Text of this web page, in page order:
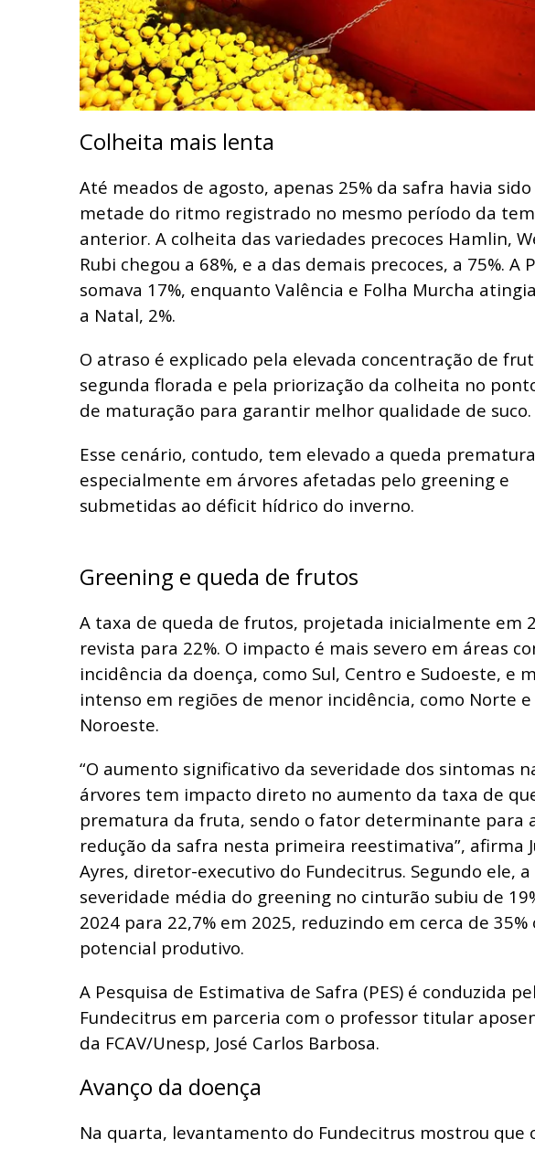
Colheita mais lenta
Até meados de agosto, apenas 25% da safra havia
metade do ritmo registrado no mesmo período da
anterior. A colheita das variedades precoces Hamlin,
Rubi chegou a 68%, e a das demais precoces, a 75%. A
somava 17%, enquanto Valência e Folha Murcha
a Natal, 2%.
O atraso é explicado pela elevada concentração de
segunda florada e pela priorização da colheita no
de maturação para garantir melhor qualidade de suco.
Esse cenário, contudo, tem elevado a queda
especialmente em árvores afetadas pelo greening e
submetidas ao déficit hídrico do inverno.
Greening e queda de frutos
A taxa de queda de frutos, projetada inicialmente em
revista para 22%. O impacto é mais severo em áreas
incidência da doença, como Sul, Centro e Sudoeste, e
intenso em regiões de menor incidência, como Norte e
Noroeste.
“O aumento significativo da severidade dos sintomas
árvores tem impacto direto no aumento da taxa de
prematura da fruta, sendo o fator determinante para
redução da safra nesta primeira reestimativa”, afirma
Ayres, diretor-executivo do Fundecitrus. Segundo ele, a
severidade média do greening no cinturão subiu de
2024 para 22,7% em 2025, reduzindo em cerca de 35%
potencial produtivo.
A Pesquisa de Estimativa de Safra (PES) é conduzida
Fundecitrus em parceria com o professor titular
da FCAV/Unesp, José Carlos Barbosa.
Avanço da doença
Na quarta, levantamento do Fundecitrus mostrou que